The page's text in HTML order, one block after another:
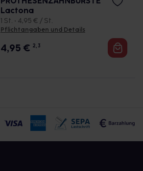
Lactona
1 St. • 4,95 € / St.
Pflichtangaben und Details
4,95 € 2, 3